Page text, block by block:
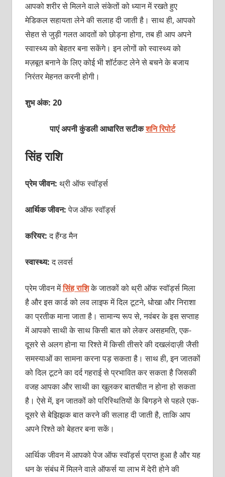
आपको शरीर से मिलने वाले संकेतों को ध्यान में रखते हुए
मेडिकल सहायता लेने की सलाह दी जाती है। साथ ही, आपको
सेहत से जुड़ी गलत आदतों को छोड़ना होगा, तब ही आप अपने
स्वास्थ्य को बेहतर बना सकेंगे। इन लोगों को स्वास्थ्य को
मज़बूत बनाने के लिए कोई भी शॉर्टकट लेने से बचने के बजाय
निरंतर मेहनत करनी होगी।
शुभ अंक: 20
पाएं अपनी कुंडली आधारित सटीकशनि रिपोर्ट
सिंह राशि
प्रेम जीवन: थ्री ऑफ स्वॉर्ड्स
आर्थिक जीवन:पेज ऑफ स्वॉर्ड्स
करियर:द हैंग्ड मैन
स्वास्थ्य:द लवर्स
प्रेम जीवन मेंसिंह राशिके जातकों को थ्री ऑफ स्वॉर्ड्स मिला
है और इस कार्ड को लव लाइफ में दिल टूटने, धोखा और निराशा
का प्रतीक माना जाता है। सामान्य रूप से, नवंबर के इस सप्ताह
में आपको साथी के साथ किसी बात को लेकर असहमति, एक-
दूसरे से अलग होना या रिश्ते में किसी तीसरे की दखलंदाज़ी जैसी
समस्याओं का सामना करना पड़ सकता है। साथ ही, इन जातकों
को दिल टूटने का दर्द गहराई से प्रभावित कर सकता है जिसकी
वजह आपका और साथी का खुलकर बातचीत न होना हो सकता
है। ऐसे में, इन जातकों को परिस्थितियों के बिगड़ने से पहले एक-
दूसरे से बेझिझक बात करने की सलाह दी जाती है, ताकि आप
अपने रिश्ते को बेहतर बना सकें।
आर्थिक जीवन में आपको पेज ऑफ स्वॉर्ड्स प्राप्त हुआ है और यह
धन के संबंध में मिलने वाले ऑफर्स या लाभ में देरी होने की